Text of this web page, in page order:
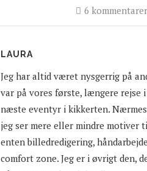
6 kommentarer
LAURA
Jeg har altid været nysgerrig på
var på vores første, længere rejse
næste eventyr i kikkerten.
jeg ser mere eller mindre motiver
enten billedredigering,
comfort zone. Jeg er i øvrigt den,